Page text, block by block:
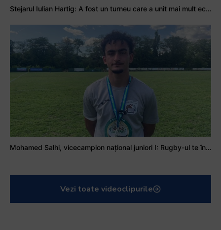
Stejarul Iulian Hartig: A fost un turneu care a unit mai mult echipa
Mohamed Salhi, vicecampion național juniori I: Rugby-ul te învață să accepți și înfrângerile
Vezi toate videoclipurile